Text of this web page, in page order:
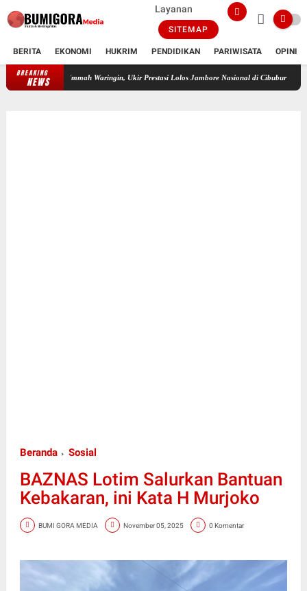
Layanan
SITEMAP
BERITA EKONOMI HUKRIM PENDIDIKAN PARIWISATA OPINI
BREAKING
NEWS Febry Yanthi Mustika Sari, Santriwati SMP Islam Daulatul Ummah
Beranda Sosial
BAZNAS Lotim Salurkan Bantuan
Kebakaran, ini Kata H Murjoko
BUMI GORA MEDIA November 05, 2025 0 Komentar